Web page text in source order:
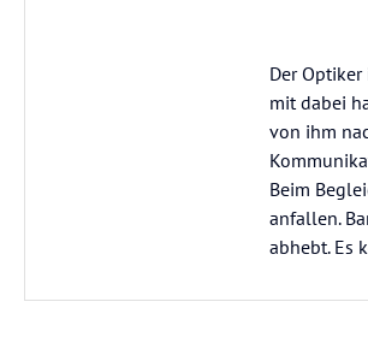
Der
mit dabei
von ihm
Beim
anfallen.
abhebt. Es